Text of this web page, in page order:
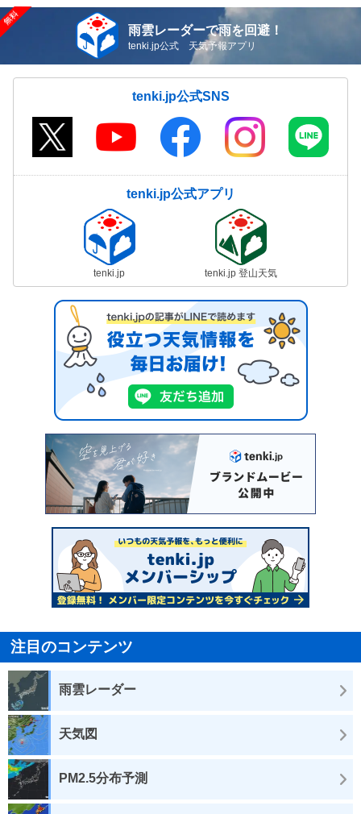
雨雲レーダーで雨を回避！
tenki.jp公式 天気予報アプリ
tenki.jp公式SNS
tenki.jp公式アプリ
tenki.jp tenki.jp 登山天気
注目のコンテンツ
雨雲レーダー
天気図
PM2.5分布予測